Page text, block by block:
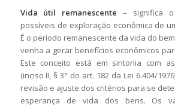
Vida útil remanescente – significa
possíveis de exploração econômica de
É o período remanescente da vida do
venha a gerar benefícios econômicos
Este conceito está em sintonia com
(inciso II, § 3° do art. 182 da Lei 6.404/
revisão e ajuste dos critérios para se
esperança de vida dos bens. Os